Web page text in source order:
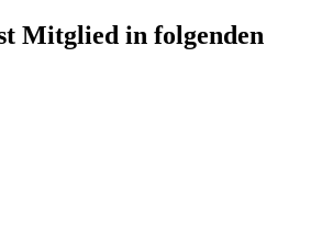
Mitglied in folgenden